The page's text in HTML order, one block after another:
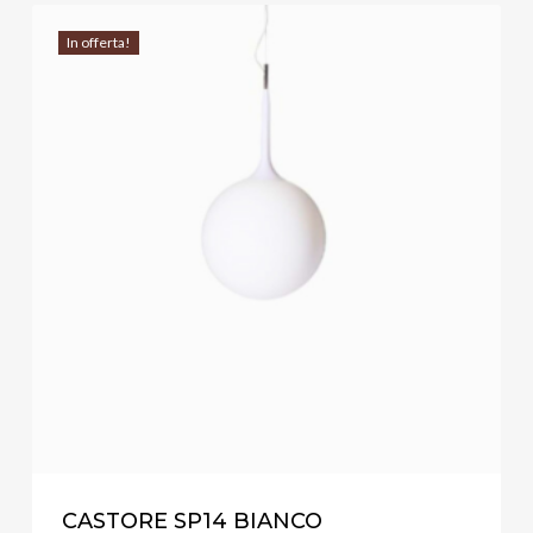
In offerta!
CASTORE SP14 BIANCO